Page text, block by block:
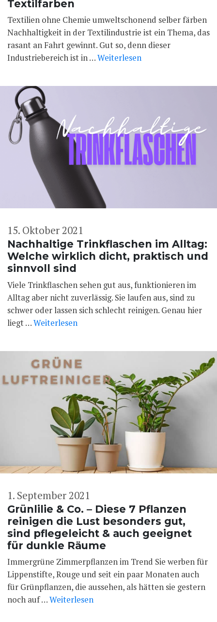
Textilfarben
Textilien ohne Chemie umweltschonend selber färben
Nachhaltigkeit in der Textilindustrie ist ein Thema, das
rasant an Fahrt gewinnt. Gut so, denn dieser
Industriebereich ist in …Weiterlesen
Nachhaltige Trinkflaschen im Alltag:
Welche wirklich dicht, praktisch und
sinnvoll sind
15. Oktober 2021
Viele Trinkflaschen sehen gut aus, funktionieren im
Alltag aber nicht zuverlässig. Sie laufen aus, sind zu
schwer oder lassen sich schlecht reinigen. Genau hier
liegt …Weiterlesen
Grünlilie & Co. – Diese 7 Pflanzen
reinigen die Lust besonders gut,
sind pflegeleicht & auch geeignet
für dunkle Räume
1. September 2021
Immergrüne Zimmerpflanzen im Trend Sie werben für
Lippenstifte, Rouge und seit ein paar Monaten auch
für Grünpflanzen, die aussehen, als hätten sie gestern
noch auf …Weiterlesen